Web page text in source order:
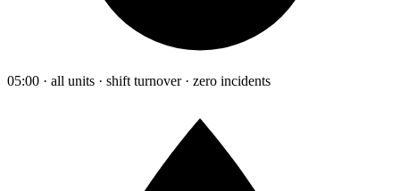
05:00 · all units · shift turnover · zero incidents